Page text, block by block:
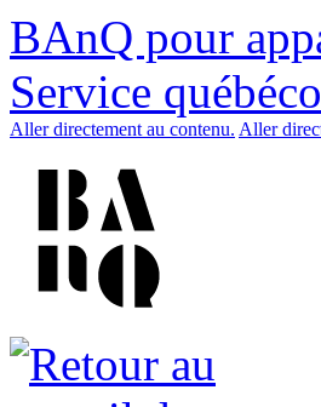
BAnQ pour
Service
Aller directement au contenu. Aller